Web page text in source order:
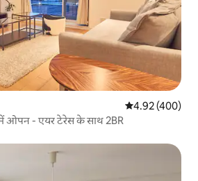
औसत रेटिंग 5 में से
4.92 (400)
ओपन - एयर टेरेस के साथ 2BR